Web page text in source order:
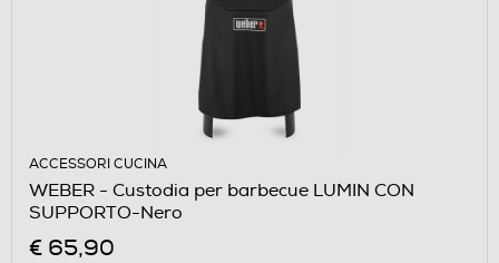
ACCESSORI CUCINA
WEBER - Custodia per barbecue LUMIN CON
SUPPORTO-Nero
€ 65,90